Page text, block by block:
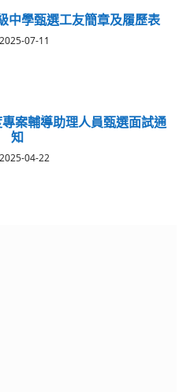
中學甄選工友簡章及履歷表
2025-07-11
案輔導助理人員甄選面試通
知
2025-04-22